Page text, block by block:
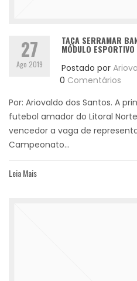
27
Ago 2019
TAÇA SERRAMAR
MÓDULO
Postado por
0 Comentários
Por: Ariovaldo dos Santos. A
futebol amador do Litoral
vencedor a vaga de
Campeonato...
Leia Mais